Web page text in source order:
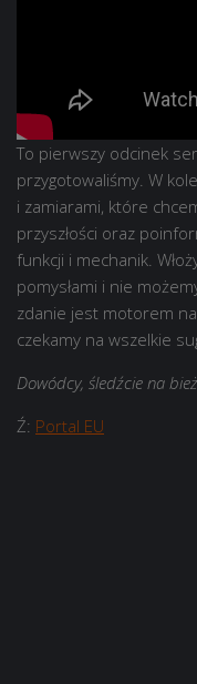
To pierwszy odcinek
przygotowaliśmy. W
i zamiarami, które
przyszłości oraz
funkcji i mechanik.
pomysłami i nie
zdanie jest motorem
czekamy na wszelkie
Dowódcy, śledźcie na
Ź: Portal EU